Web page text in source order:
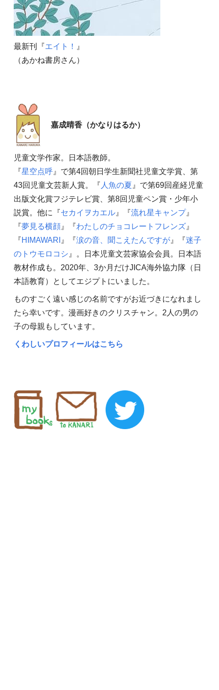
最新刊『エイト！
』
（あかね書房さん）
嘉成晴香（かなりはるか）
児童文学作家。日本語教師。
『星空点呼』で第4回朝日学生新聞社児童文学賞、第
43回児童文芸新人賞。『 人魚の夏 』で第69回産経児童
出版文化賞フジテレビ賞、第8回児童ペン賞・少年小
説賞。他に『セカイヲカエル』『流れ星キャンプ』
『夢見る横顔』『わたしのチョコレートフレンズ』
『HIMAWARI 』『涙の音、聞こえたんですが』『迷子
のトウモロコシ 』。日本児童文芸家協会会員。日本語
教材作成も。2020年、3か月だけJICA海外協力隊（日
本語教育）としてエジプトにいました。
ものすごく遠い感じの名前ですがお近づきになれまし
たら幸いです。漫画好きのクリスチャン。2人の男の
子の母親もしています。
くわしいプロフィールはこちら